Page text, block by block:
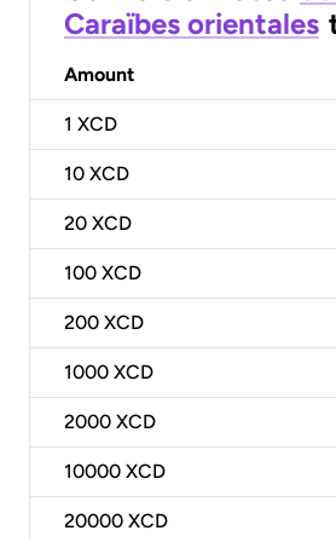
Caraïbes orientales
Amount
1 XCD
10 XCD
20 XCD
100 XCD
200 XCD
1000 XCD
2000 XCD
10000 XCD
20000 XCD